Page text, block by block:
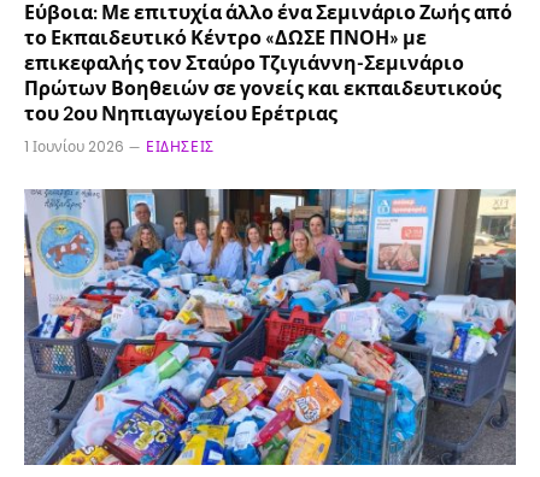
Εύβοια: Με επιτυχία άλλο ένα Σεμινάριο Ζωής από
το Εκπαιδευτικό Κέντρο «ΔΩΣΕ ΠΝΟΗ» με
επικεφαλής τον Σταύρο Τζιγιάννη-Σεμινάριο
Πρώτων Βοηθειών σε γονείς και εκπαιδευτικούς
του 2ου Νηπιαγωγείου Ερέτριας
1 Ιουνίου 2026 ΕΙΔΉΣΕΙΣ